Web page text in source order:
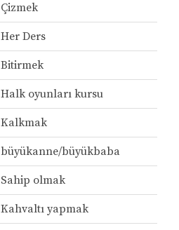
Çizmek
Her Ders
Bitirmek
Halk oyunları kursu
Kalkmak
büyükanne/büyükbaba
Sahip olmak
Kahvaltı yapmak